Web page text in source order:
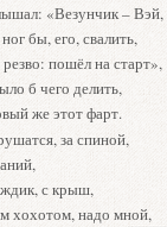
«Везунчик – Вэй,
бы, его, свалить,
пошёл на старт»,
б чего делить,
же этот фарт.
за спиной,
с крыш,